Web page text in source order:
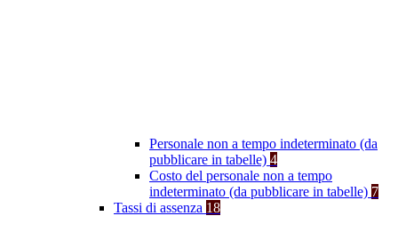
Personale non a tempo indeterminato (da
pubblicare in tabelle) 4
Costo del personale non a tempo
indeterminato (da pubblicare in tabelle) 7
Tassi di assenza 18